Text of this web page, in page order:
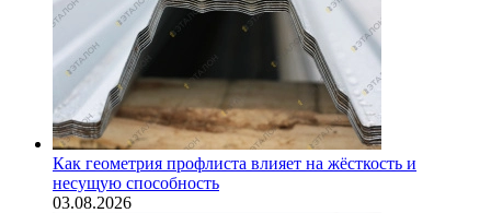
Как геометрия профлиста влияет на жёсткость и
несущую способность
03.08.2026